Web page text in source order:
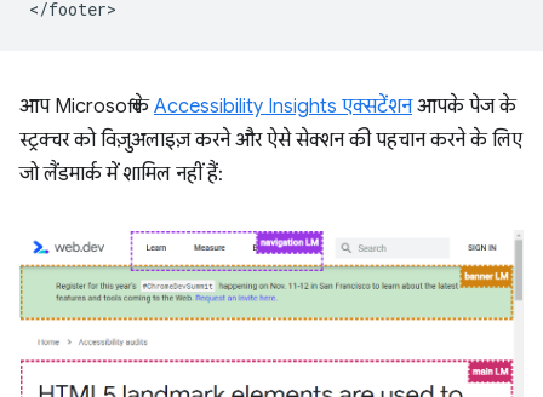
आप Microsoft केAccessibility Insights एक्सटेंशनआपके पेज के
स्ट्रक्चर को विज़ुअलाइज़ करने और ऐसे सेक्शन की पहचान करने के लिए
जो लैंडमार्क में शामिल नहीं हैं: